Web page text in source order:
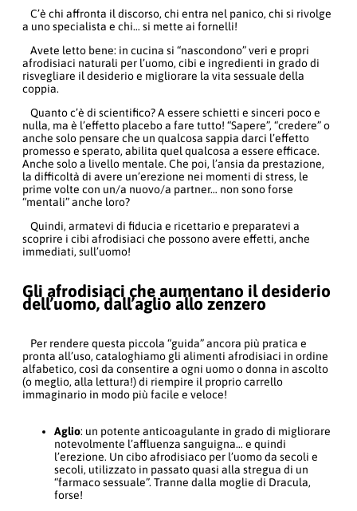
C’è chi affronta il discorso, chi entra nel panico, chi si rivolge
a uno specialista e chi… si mette ai fornelli!
Avete letto bene: in cucina si “nascondono” veri e propri
afrodisiaci naturali per l’uomo, cibi e ingredienti in grado di
risvegliare il desiderio e migliorare la vita sessuale della
coppia.
Quanto c’è di scientifico? A essere schietti e sinceri poco e
nulla, ma è l’effetto placebo a fare tutto! “Sapere”, “credere” o
anche solo pensare che un qualcosa sappia darci l’effetto
promesso e sperato, abilita quel qualcosa a essere efficace.
Anche solo a livello mentale. Che poi, l’ansia da prestazione,
la difficoltà di avere un’erezione nei momenti di stress, le
prime volte con un/a nuovo/a partner… non sono forse
“mentali” anche loro?
Quindi, armatevi di fiducia e ricettario e preparatevi a
scoprire i cibi afrodisiaci che possono avere effetti, anche
immediati, sull’uomo!
Gli afrodisiaci che aumentano il desiderio
dell’uomo, dall’aglio allo zenzero
Per rendere questa piccola “guida” ancora più pratica e
pronta all’uso, cataloghiamo gli alimenti afrodisiaci in ordine
alfabetico, così da consentire a ogni uomo o donna in ascolto
(o meglio, alla lettura!) di riempire il proprio carrello
immaginario in modo più facile e veloce!
Aglio: un potente anticoagulante in grado di migliorare
notevolmente l’affluenza sanguigna… e quindi
l’erezione. Un cibo afrodisiaco per l’uomo da secoli e
secoli, utilizzato in passato quasi alla stregua di un
“farmaco sessuale”. Tranne dalla moglie di Dracula,
forse!